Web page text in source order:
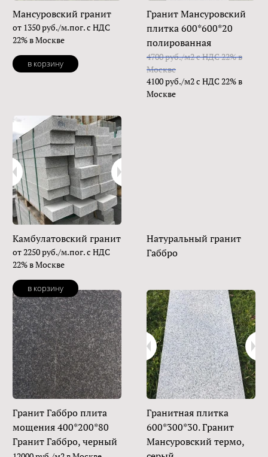
Мансуровский гранит
от 1350 руб./м.пог. с НДС
22% в Москве
в корзину
Гранит Мансуровский
плитка 600*600*20
полированная
4700 руб./м2 с НДС 22% в
Москве
4100 руб./м2 с НДС 22% в
Москве
Камбулатовский гранит
от 2250 руб./м.пог. с НДС
22% в Москве
в корзину
Натуральный гранит
Габбро
Гранит Габбро плита
мощения 400*200*80
Гранит Габбро, черный
Гранитная плитка
600*300*30. Гранит
Мансуровский термо,